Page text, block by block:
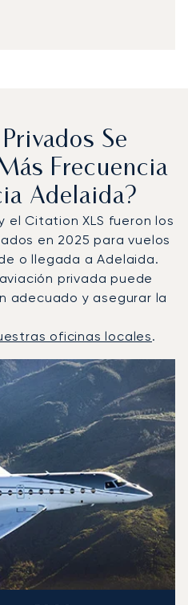
Se
Frecuencia
Adelaida?
el Citation XLS fueron los
en 2025 para vuelos
o llegada a Adelaida.
privada puede
adecuado y asegurar la
oficinas locales.
de aeronave
Asientos
(nudos)
Autonomía